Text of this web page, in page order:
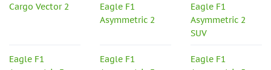
Cargo Vector 2
Eagle F1
Asymmetric 2
Eagle F1
Asymmetric 2
SUV
Eagle F1
Eagle F1
Eagle F1